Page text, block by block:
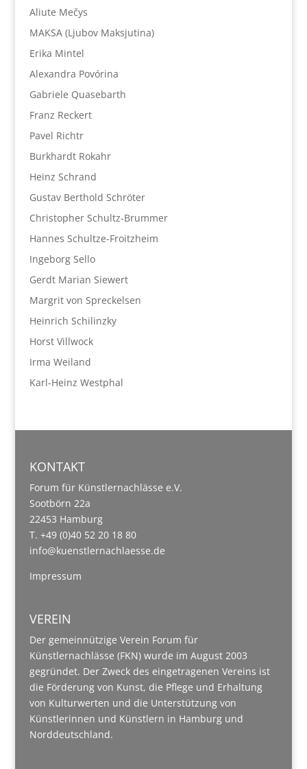
Aliute Mečys
MAKSA (Ljubov Maksjutina)
Erika Mintel
Alexandra Povórina
Gabriele Quasebarth
Franz Reckert
Pavel Richtr
Burkhardt Rokahr
Heinz Schrand
Gustav Berthold Schröter
Christopher Schultz-Brummer
Hannes Schultze-Froitzheim
Ingeborg Sello
Gerdt Marian Siewert
Margrit von Spreckelsen
Heinrich Schilinzky
Horst Villwock
Irma Weiland
Karl-Heinz Westphal
KONTAKT
Forum für Künstlernachlässe e.V.
Sootbörn 22a
22453 Hamburg
T. +49 (0)40 52 20 18 80
info@kuenstlernachlaesse.de
Impressum
VEREIN
Der gemeinnützige Verein Forum für
Künstlernachlässe (FKN) wurde im August 2003
gegründet. Der Zweck des eingetragenen Vereins ist
die Förderung von Kunst, die Pflege und Erhaltung
von Kulturwerten und die Unterstützung von
Künstlerinnen und Künstlern in Hamburg und
Norddeutschland.